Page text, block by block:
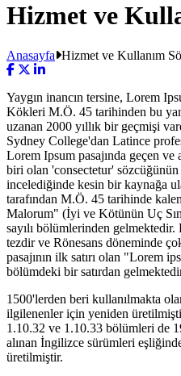
Hizmet ve
Anasayfa Hizmet ve Kullanım
Yaygın inancın tersine, Lorem
Kökleri M.Ö. 45 tarihinden bu
uzanan 2000 yıllık bir geçmişi
Sydney College'dan Latince
Lorem Ipsum pasajında geçen ve
biri olan 'consectetur'
incelediğinde kesin bir kaynağa
tarafından M.Ö. 45 tarihinde
Malorum" (İyi ve Kötünün Uç
sayılı bölümlerinden
tezdir ve Rönesans döneminde
pasajının ilk satırı olan "Lorem
bölümdeki bir satırdan
1500'lerden beri kullanılmakta
ilgilenenler için yeniden
1.10.32 ve 1.10.33 bölümleri de
alınan İngilizce sürümleri
üretilmiştir.